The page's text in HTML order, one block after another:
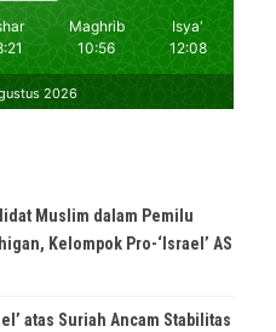
Muslim dalam Pemilu
Kelompok Pro-‘Israel’ AS
atas Suriah Ancam Stabilitas